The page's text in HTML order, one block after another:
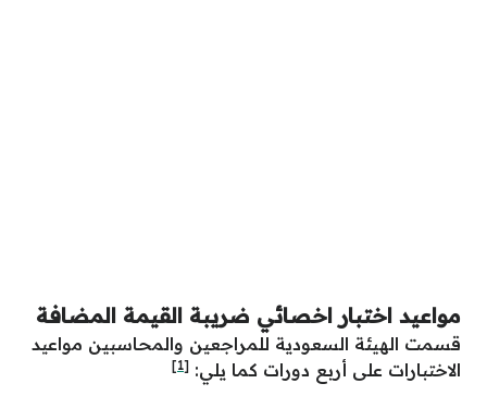
مواعيد اختبار اخصائي ضريبة القيمة المضافة
قسمت الهيئة السعودية للمراجعين والمحاسبين مواعيد
الاختبارات على أربع دورات كما يلي: [1]